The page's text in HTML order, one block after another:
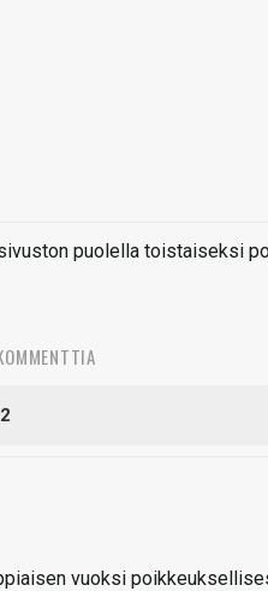
puolella toistaiseksi
2
vuoksi